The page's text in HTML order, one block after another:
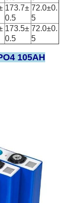
173.7±
0.5
72.0±0.
5
173.5±
0.5
72.0±0.
5
105AH